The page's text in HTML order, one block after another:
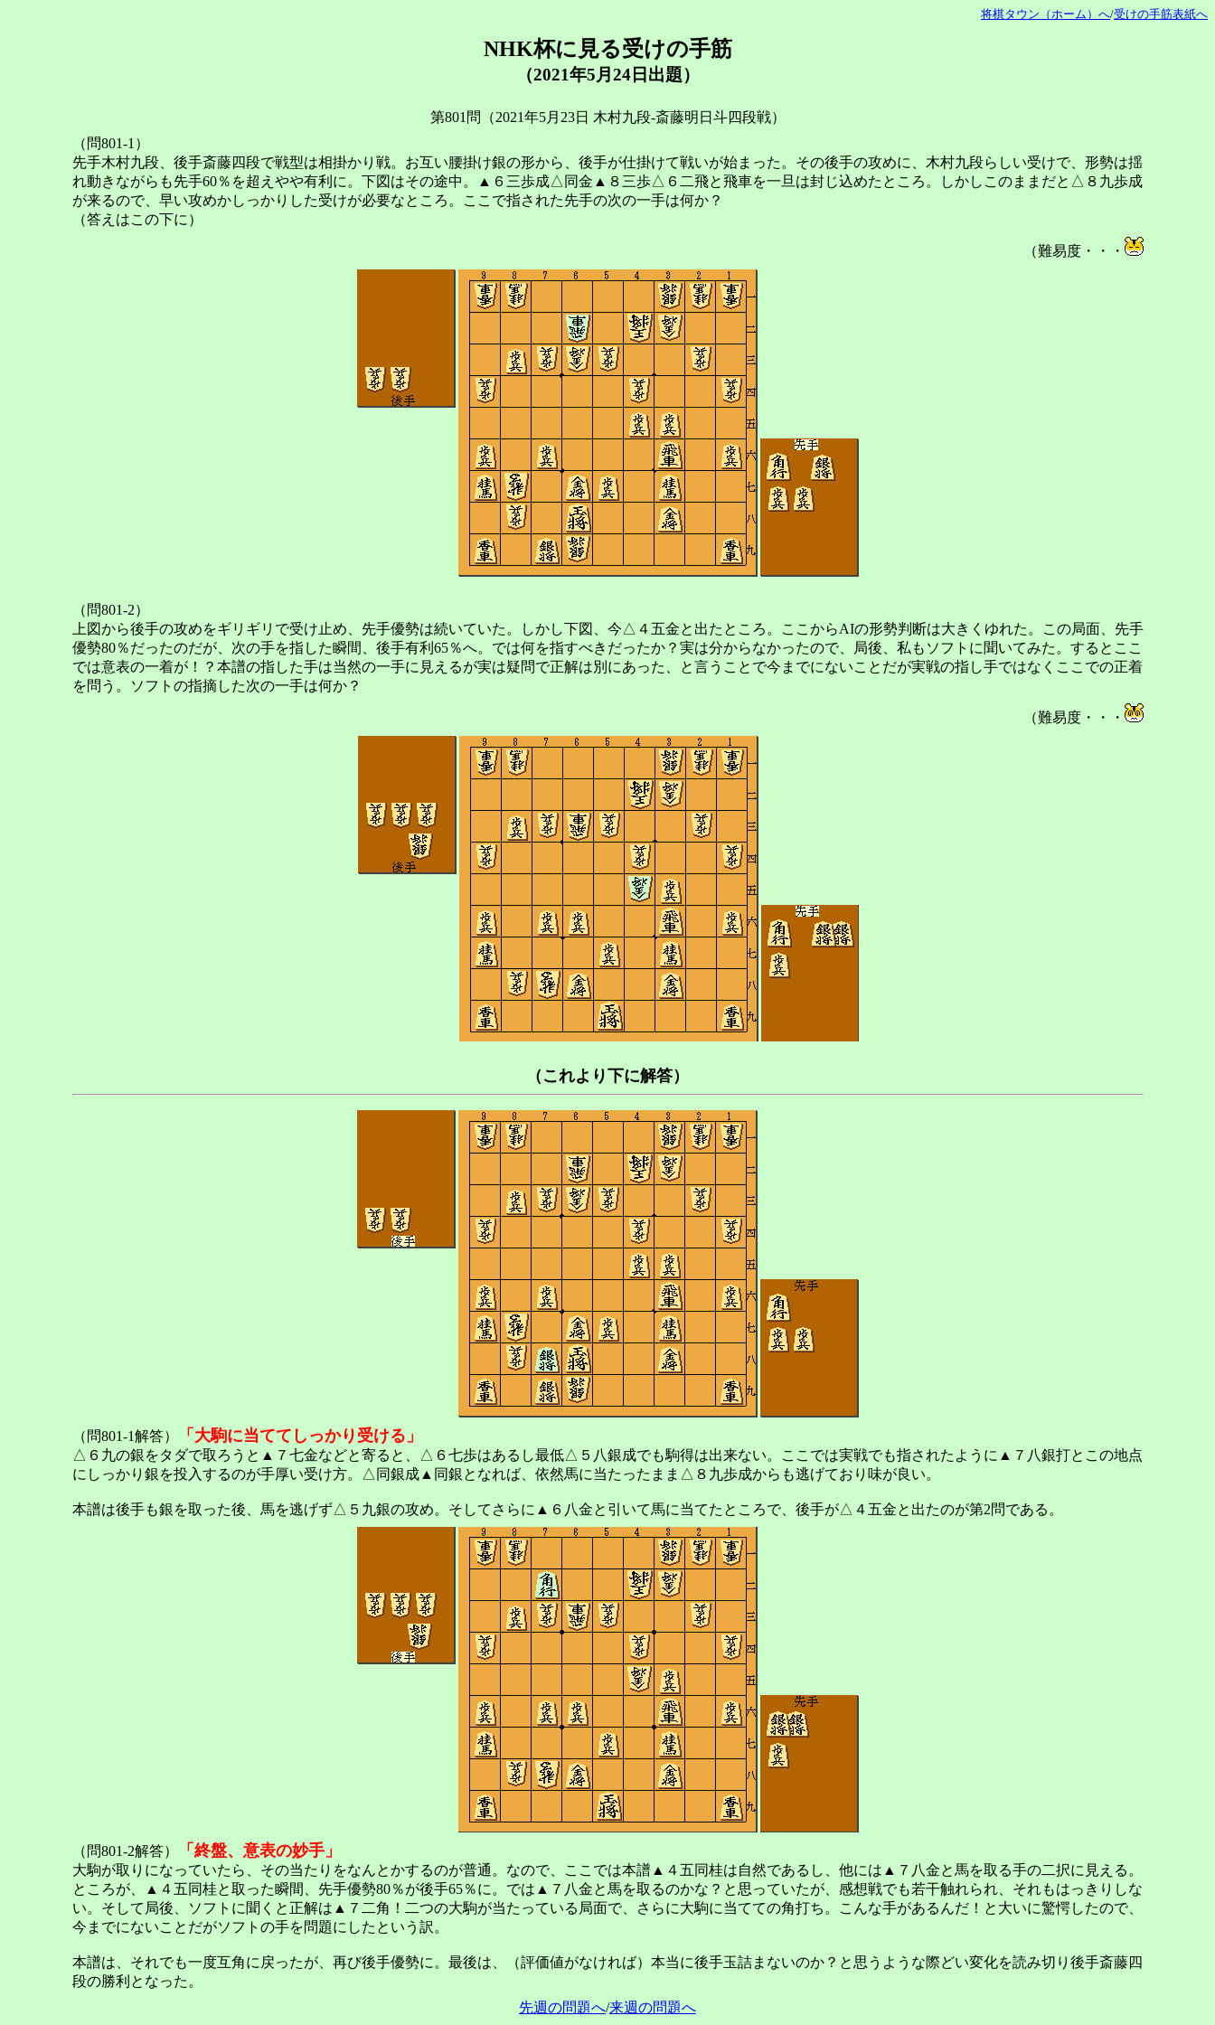
将棋タウン（ホーム）へ/受けの手筋表紙へ
NHK杯に見る受けの手筋
（2021年5月24日出題）
第801問（2021年5月23日 木村九段-斎藤明日斗四段戦）
（問801-1）
先手木村九段、後手斎藤四段で戦型は相掛かり戦。お互い腰掛け銀の形から、後手が仕掛けて戦いが始まった。その後手の攻めに、木村九段らしい受けで、形勢は揺
れ動きながらも先手60％を超えやや有利に。下図はその途中。▲６三歩成△同金▲８三歩△６二飛と飛車を一旦は封じ込めたところ。しかしこのままだと△８九歩成
が来るので、早い攻めかしっかりした受けが必要なところ。ここで指された先手の次の一手は何か？
（答えはこの下に）
（難易度・・・
（問801-2）
上図から後手の攻めをギリギリで受け止め、先手優勢は続いていた。しかし下図、今△４五金と出たところ。ここからAIの形勢判断は大きくゆれた。この局面、先手
優勢80％だったのだが、次の手を指した瞬間、後手有利65％へ。では何を指すべきだったか？実は分からなかったので、局後、私もソフトに聞いてみた。するとここ
では意表の一着が！？本譜の指した手は当然の一手に見えるが実は疑問で正解は別にあった、と言うことで今までにないことだが実戦の指し手ではなくここでの正着
を問う。ソフトの指摘した次の一手は何か？
（難易度・・・
（これより下に解答）
（問801-1解答） 「大駒に当ててしっかり受ける」
△６九の銀をタダで取ろうと▲７七金などと寄ると、△６七歩はあるし最低△５八銀成でも駒得は出来ない。ここでは実戦でも指されたように▲７八銀打とこの地点
にしっかり銀を投入するのが手厚い受け方。△同銀成▲同銀となれば、依然馬に当たったまま△８九歩成からも逃げており味が良い。
本譜は後手も銀を取った後、馬を逃げず△５九銀の攻め。そしてさらに▲６八金と引いて馬に当てたところで、後手が△４五金と出たのが第2問である。
（問801-2解答） 「終盤、意表の妙手」
大駒が取りになっていたら、その当たりをなんとかするのが普通。なので、ここでは本譜▲４五同桂は自然であるし、他には▲７八金と馬を取る手の二択に見える。
ところが、▲４五同桂と取った瞬間、先手優勢80％が後手65％に。では▲７八金と馬を取るのかな？と思っていたが、感想戦でも若干触れられ、それもはっきりしな
い。そして局後、ソフトに聞くと正解は▲７二角！二つの大駒が当たっている局面で、さらに大駒に当てての角打ち。こんな手があるんだ！と大いに驚愕したので、
今までにないことだがソフトの手を問題にしたという訳。
本譜は、それでも一度互角に戻ったが、再び後手優勢に。最後は、（評価値がなければ）本当に後手玉詰まないのか？と思うような際どい変化を読み切り後手斎藤四
段の勝利となった。
先週の問題へ/来週の問題へ